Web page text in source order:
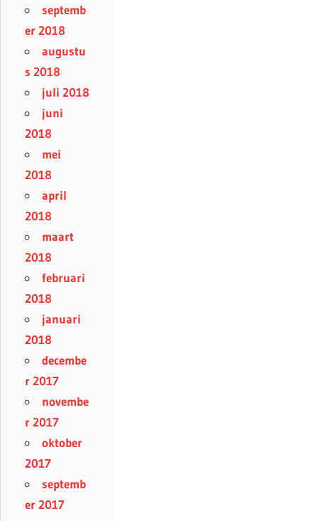
septemb
er 2018
augustu
s 2018
juli 2018
juni
2018
mei
2018
april
2018
maart
2018
februari
2018
januari
2018
decembe
r 2017
novembe
r 2017
oktober
2017
septemb
er 2017